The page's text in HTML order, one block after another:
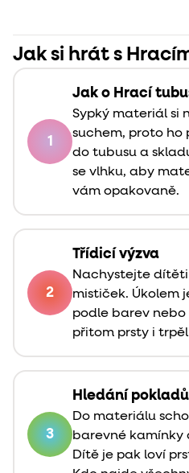
Jak si hrát s
1
Jak o Hrací
Sypký materiál si
suchem, proto ho
do tubusu a
se vlhku, aby
vám opakovaně.
2
Třídicí výzva
Nachystejte
mističek. Úkolem
podle barev nebo
přitom prsty i
3
Hledání pokladů
Do materiálu
barevné kamínky
Dítě je pak loví